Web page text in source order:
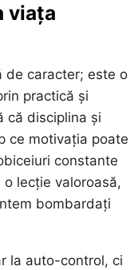
viața
de caracter; este o
practică și
că disciplina și
ce motivația poate
constante
lecție valoroasă,
bombardați
la auto-control, ci